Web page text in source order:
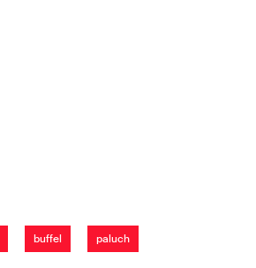
buffel paluch